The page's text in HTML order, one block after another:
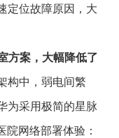
定位故障原因，大
方案，大幅降低了
构中，弱电间繁
为采用极简的星脉
院网络部署体验：